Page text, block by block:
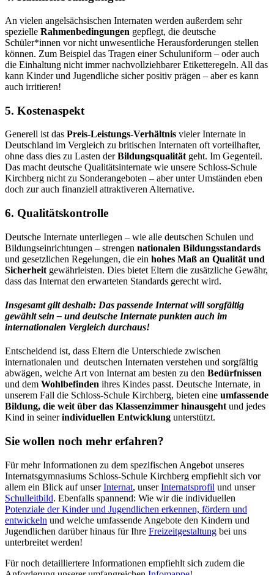
An vielen angelsächsischen Internaten werden außerdem sehr
spezielle Rahmenbedingungen gepflegt, die deutsche
Schüler*innen vor nicht unwesentliche Herausforderungen stellen
können. Zum Beispiel das Tragen einer Schuluniform – oder auch
die Einhaltung nicht immer nachvollziehbarer Etiketteregeln. All das
kann Kinder und Jugendliche sicher positiv prägen – aber es kann
auch irritieren!
5. Kostenaspekt
Generell ist das Preis-Leistungs-Verhältnis vieler Internate in
Deutschland im Vergleich zu britischen Internaten oft vorteilhafter,
ohne dass dies zu Lasten derBildungsqualität geht. Im Gegenteil.
Das macht deutsche Qualitätsinternate wie unsere Schloss-Schule
Kirchberg nicht zu Sonderangeboten – aber unter Umständen eben
doch zur auch finanziell attraktiveren Alternative.
6. Qualitätskontrolle
Deutsche Internate unterliegen – wie alle deutschen Schulen und
Bildungseinrichtungen – strengen nationalen Bildungsstandards
und gesetzlichen Regelungen, die ein hohes Maß an Qualität und
Sicherheit gewährleisten. Dies bietet Eltern die zusätzliche Gewähr,
dass das Internat den erwarteten Standards gerecht wird.
Insgesamt gilt deshalb: Das passende Internat will sorgfältig
gewählt sein – und deutsche Internate punkten auch im
internationalen Vergleich durchaus!
Entscheidend ist, dass Eltern die Unterschiede zwischen
internationalen und deutschen Internaten verstehen und sorgfältig
abwägen, welche Art von Internat am besten zu den Bedürfnissen
und dem Wohlbefinden ihres Kindes passt. Deutsche Internate, in
unserem Fall die Schloss-Schule Kirchberg, bieten eine umfassende
Bildung, die weit über das Klassenzimmer hinausgeht und jedes
Kind in seinerindividuellen Entwicklung unterstützt.
Sie wollen noch mehr erfahren?
Für mehr Informationen zu dem spezifischen Angebot unseres
Internatsgymnasiums Schloss-Schule Kirchberg empfiehlt sich vor
allem ein Blick auf unserInternat, unserInternatsprofil und unser
Schulleitbild. Ebenfalls spannend: Wie wir die individuellen
Potenziale der Kinder und Jugendlichen erkennen, fördern und
entwickeln und welche umfassende Angebote den Kindern und
Jugendlichen darüber hinaus für Ihre Freizeitgestaltung bei uns
unterbreitet werden!
Für noch detailliertere Informationen empfiehlt sich zudem die